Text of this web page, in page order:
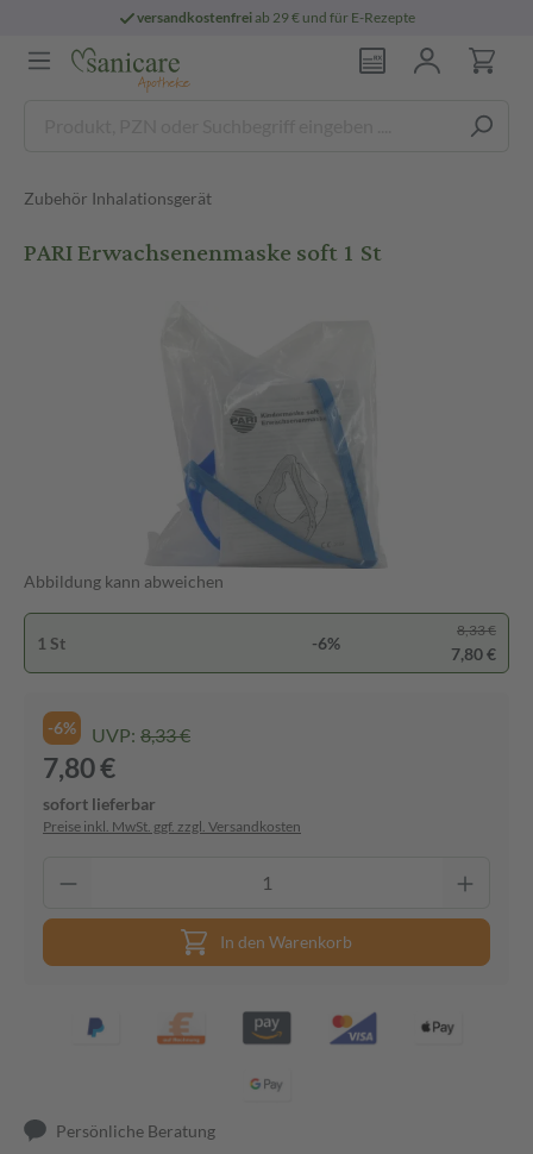
versandkostenfreiab 29 € und für E-Rezepte
Zubehör Inhalationsgerät
PARI Erwachsenenmaske soft 1 St
Abbildung kann abweichen
1 St -6%
8,33 €
7,80 €
-6% UVP: 8,33 €
7,80 €
sofort lieferbar
Preise inkl. MwSt. ggf. zzgl. Versandkosten
In den Warenkorb
Persönliche Beratung